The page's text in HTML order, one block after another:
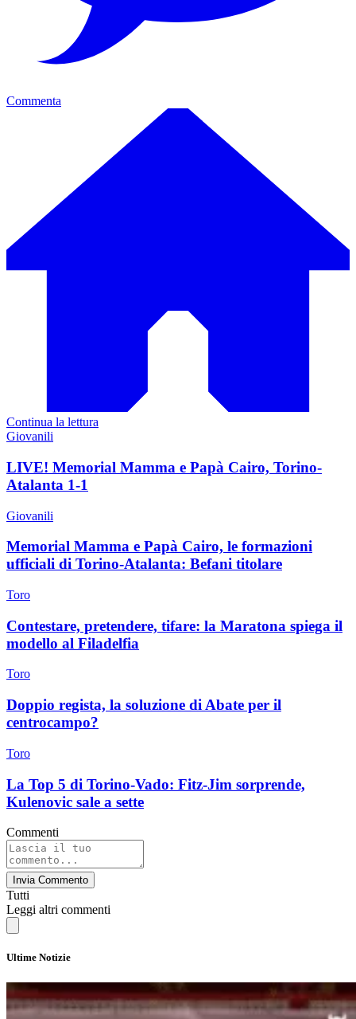
Commenta
Continua la lettura
Giovanili
LIVE! Memorial Mamma e Papà Cairo, Torino-
Atalanta 1-1
Giovanili
Memorial Mamma e Papà Cairo, le formazioni
ufficiali di Torino-Atalanta: Befani titolare
Toro
Contestare, pretendere, tifare: la Maratona spiega il
modello al Filadelfia
Toro
Doppio regista, la soluzione di Abate per il
centrocampo?
Toro
La Top 5 di Torino-Vado: Fitz-Jim sorprende,
Kulenovic sale a sette
Commenti
Invia Commento
Tutti
Leggi altri commenti
Ultime Notizie